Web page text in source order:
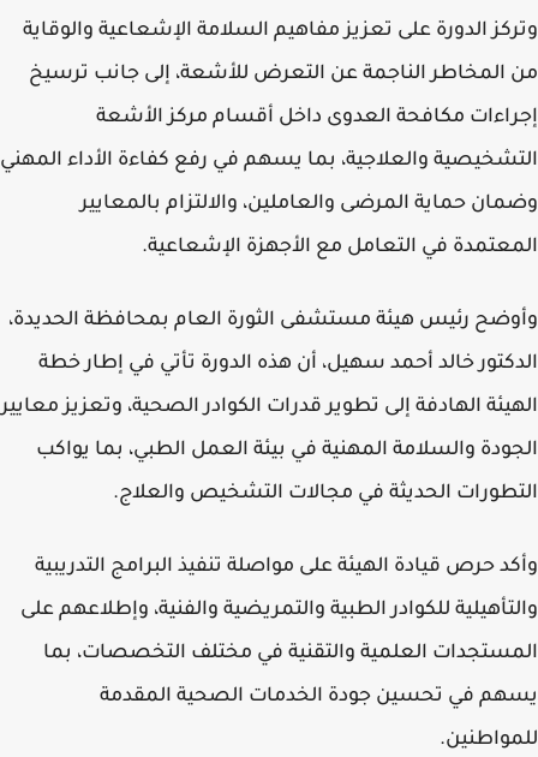
الدورة على تعزيز مفاهيم السلامة الإشعاعية والوقاية
المخاطر الناجمة عن التعرض للأشعة، إلى جانب ترسيخ
مكافحة العدوى داخل أقسام مركز الأشعة
والعلاجية، بما يسهم في رفع كفاءة الأداء المهني
حماية المرضى والعاملين، والالتزام بالمعايير
في التعامل مع الأجهزة الإشعاعية.
رئيس هيئة مستشفى الثورة العام بمحافظة الحديدة،
خالد أحمد سهيل، أن هذه الدورة تأتي في إطار خطة
الهادفة إلى تطوير قدرات الكوادر الصحية، وتعزيز معايير
والسلامة المهنية في بيئة العمل الطبي، بما يواكب
الحديثة في مجالات التشخيص والعلاج.
حرص قيادة الهيئة على مواصلة تنفيذ البرامج التدريبية
للكوادر الطبية والتمريضية والفنية، وإطلاعهم على
العلمية والتقنية في مختلف التخصصات، بما
في تحسين جودة الخدمات الصحية المقدمة